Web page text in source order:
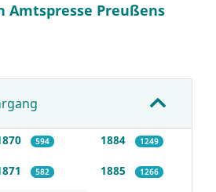
Amtspresse Preußens
594
582
1884 1249
1885 1266